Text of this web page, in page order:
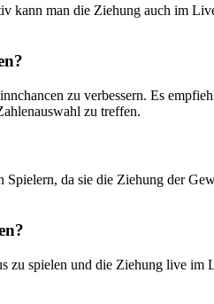
man die Ziehung auch im
zu verbessern. Es
zu treffen.
da sie die Ziehung der
spielen und die Ziehung live